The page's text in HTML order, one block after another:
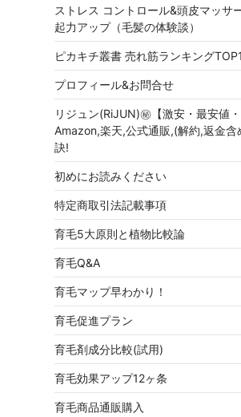
ストレス コントロール&頭皮マッサ
起力アップ（毛髪の体験談）
ピカキチ叢書 売れ筋ランキング
プロフィール&お問合せ
リジュン(RiJUN)㊙【激安・最安値
Amazon,楽天,公式通販,(解約,返金
訣!
初めにお読みください
特定商取引法記載事項
育毛5大原則と植物比較論
育毛Q&A
育毛マップ早わかり！
育毛促進プラン
育毛剤成分比較(試用)
育毛効果アップ12ヶ条
育毛商品通販購入